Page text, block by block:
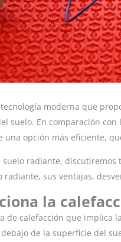
moderna que
suelo. En comparación
opción más eficiente,
radiante,
sus ventajas,
la
de calefacción que implica
de la superficie del